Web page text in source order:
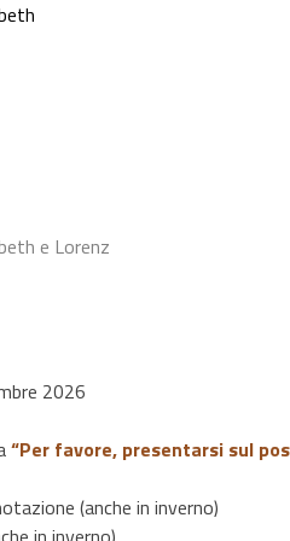
e Lorenz
2026
“Per favore, presentarsi sul
(anche in inverno)